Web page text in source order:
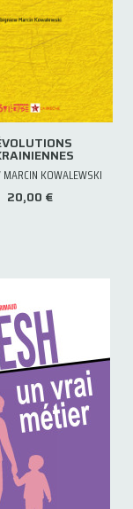
KOWALEWSKI
20,00 €